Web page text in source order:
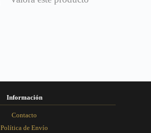
Información
Contacto
Política de Envío